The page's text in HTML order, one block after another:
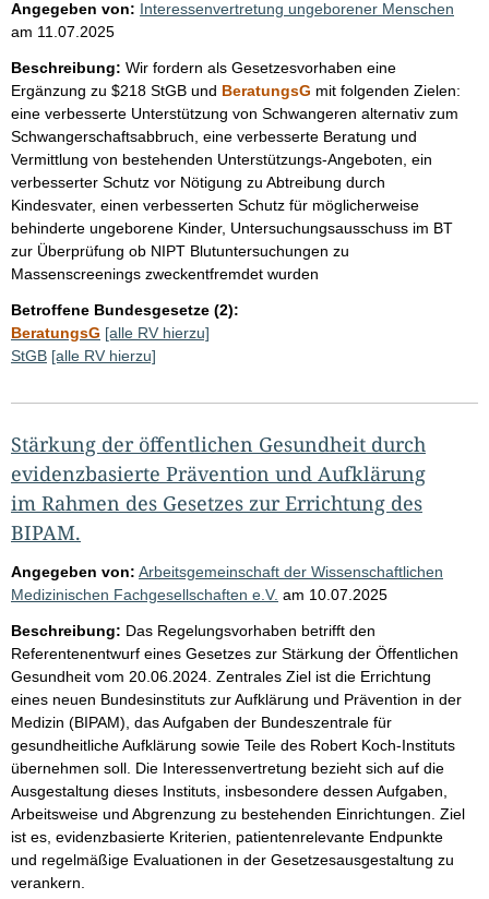
Angegeben von: Interessenvertretung ungeborener Menschen
am 11.07.2025
Beschreibung: Wir fordern als Gesetzesvorhaben eine
Ergänzung zu $218 StGB und BeratungsG mit folgenden Zielen:
eine verbesserte Unterstützung von Schwangeren alternativ zum
Schwangerschaftsabbruch, eine verbesserte Beratung und
Vermittlung von bestehenden Unterstützungs-Angeboten, ein
verbesserter Schutz vor Nötigung zu Abtreibung durch
Kindesvater, einen verbesserten Schutz für möglicherweise
behinderte ungeborene Kinder, Untersuchungsausschuss im BT
zur Überprüfung ob NIPT Blutuntersuchungen zu
Massenscreenings zweckentfremdet wurden
Betroffene Bundesgesetze (2):
BeratungsG [alle RV hierzu]
StGB [alle RV hierzu]
Stärkung der öffentlichen Gesundheit durch
evidenzbasierte Prävention und Aufklärung
im Rahmen des Gesetzes zur Errichtung des
BIPAM.
Angegeben von: Arbeitsgemeinschaft der Wissenschaftlichen
Medizinischen Fachgesellschaften e.V. am 10.07.2025
Beschreibung: Das Regelungsvorhaben betrifft den
Referentenentwurf eines Gesetzes zur Stärkung der Öffentlichen
Gesundheit vom 20.06.2024. Zentrales Ziel ist die Errichtung
eines neuen Bundesinstituts zur Aufklärung und Prävention in der
Medizin (BIPAM), das Aufgaben der Bundeszentrale für
gesundheitliche Aufklärung sowie Teile des Robert Koch-Instituts
übernehmen soll. Die Interessenvertretung bezieht sich auf die
Ausgestaltung dieses Instituts, insbesondere dessen Aufgaben,
Arbeitsweise und Abgrenzung zu bestehenden Einrichtungen. Ziel
ist es, evidenzbasierte Kriterien, patientenrelevante Endpunkte
und regelmäßige Evaluationen in der Gesetzesausgestaltung zu
verankern.